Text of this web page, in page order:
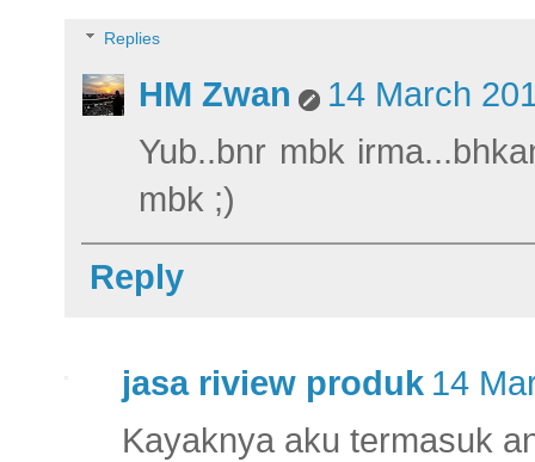
Replies
HM Zwan
14 March
Yub..bnr mbk
mbk ;)
Reply
jasa riview produk 14
Kayaknya aku termasuk